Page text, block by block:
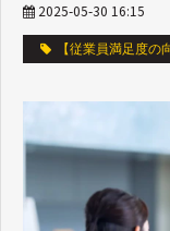
2025-05-30 16:15
【従業員満足度の